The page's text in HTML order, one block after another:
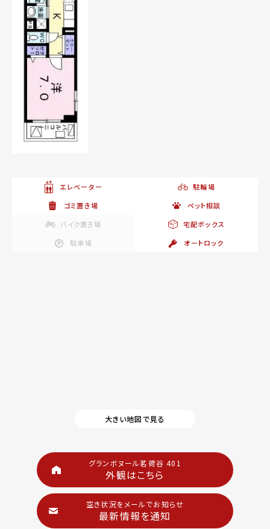
エレベーター
駐輪場
ゴミ置き場
ペット相談
バイク置き場
宅配ボックス
駐車場
オートロック
大きい地図で見る
グランボヌール茗荷谷 401
外観はこちら
空き状況をメールでお知らせ
最新情報を通知